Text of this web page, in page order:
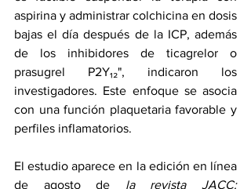
aspirina y administrar colchicina en dosis
bajas el día después de la ICP, además
de los inhibidores de ticagrelor
prasugrel P2Y₁₂", indicaron los
investigadores. Este enfoque se asocia
con una función plaquetaria favorable y
perfiles inflamatorios.
El estudio aparece en la edición en línea
de agosto de la revista JACC: